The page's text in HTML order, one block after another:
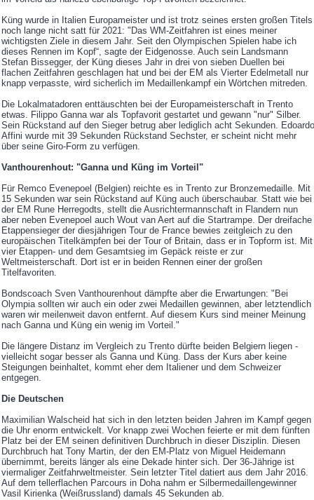
Küng wurde in Italien Europameister und ist trotz seines ersten großen Titels
noch lange nicht satt für 2021: "Das WM-Zeitfahren ist eines meiner
wichtigsten Ziele in diesem Jahr. Seit den Olympischen Spielen habe ich
dieses Rennen im Kopf“, sagte der Eidgenosse. Auch sein Landsmann
Stefan Bissegger, der Küng dieses Jahr in drei von sieben Duellen bei
flachen Zeitfahren geschlagen hat und bei der EM als Vierter Edelmetall nur
knapp verpasste, wird sicherlich im Medaillenkampf ein Wörtchen mitreden.
Die Lokalmatadoren enttäuschten bei der Europameisterschaft in Trento
etwas. Filippo Ganna war als Topfavorit gestartet und gewann "nur" Silber.
Sein Rückstand auf den Sieger betrug aber lediglich acht Sekunden. Edoardo
Affini wurde mit 39 Sekunden Rückstand Sechster, er scheint nicht mehr
über seine Giro-Form zu verfügen.
Vanthourenhout: "Ganna und Küng im Vorteil"
Für Remco Evenepoel (Belgien) reichte es in Trento zur Bronzemedaille. Mit
15 Sekunden war sein Rückstand auf Küng auch überschaubar. Statt wie bei
der EM Rune Herregodts, stellt die Ausrichtermannschaft in Flandern nun
aber neben Evenepoel auch Wout van Aert auf die Startrampe. Der dreifache
Etappensieger der diesjährigen Tour de France bewies zeitgleich zu den
europäischen Titelkämpfen bei der Tour of Britain, dass er in Topform ist. Mit
vier Etappen- und dem Gesamtsieg im Gepäck reiste er zur
Weltmeisterschaft. Dort ist er in beiden Rennen einer der großen
Titelfavoriten.
Bondscoach Sven Vanthourenhout dämpfte aber die Erwartungen: "Bei
Olympia sollten wir auch ein oder zwei Medaillen gewinnen, aber letztendlich
waren wir meilenweit davon entfernt. Auf diesem Kurs sind meiner Meinung
nach Ganna und Küng ein wenig im Vorteil."
Die längere Distanz im Vergleich zu Trento dürfte beiden Belgiern liegen -
vielleicht sogar besser als Ganna und Küng. Dass der Kurs aber keine
Steigungen beinhaltet, kommt eher dem Italiener und dem Schweizer
entgegen.
Die Deutschen
Maximilian Walscheid hat sich in den letzten beiden Jahren im Kampf gegen
die Uhr enorm entwickelt. Vor knapp zwei Wochen feierte er mit dem fünften
Platz bei der EM seinen definitiven Durchbruch in dieser Disziplin. Diesen
Durchbruch hat Tony Martin, der den EM-Platz von Miguel Heidemann
übernimmt, bereits länger als eine Dekade hinter sich. Der 36-Jährige ist
viermaliger Zeitfahrweltmeister. Sein letzter Titel datiert aus dem Jahr 2016.
Auf dem tellerflachen Parcours in Doha nahm er Silbermedaillengewinner
Vasil Kirienka (Weißrussland) damals 45 Sekunden ab.